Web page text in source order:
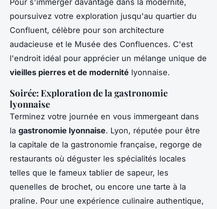
poursuivez votre exploration jusqu'au quartier du
Confluent, célèbre pour son architecture
audacieuse et le Musée des Confluences. C'est
l'endroit idéal pour apprécier un mélange unique de
vieilles pierres et de modernité lyonnaise.
Soirée: Exploration de la gastronomie
lyonnaise
Terminez votre journée en vous immergeant dans
la gastronomie lyonnaise. Lyon, réputée pour être
la capitale de la gastronomie française, regorge de
restaurants où déguster les spécialités locales
telles que le fameux tablier de sapeur, les
quenelles de brochet, ou encore une tarte à la
praline. Pour une expérience culinaire authentique,